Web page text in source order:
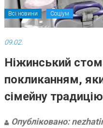
Всі новини Соціум
09.02.
Ніжинський
покликанням,
сімейну традицію
Опубліковано: